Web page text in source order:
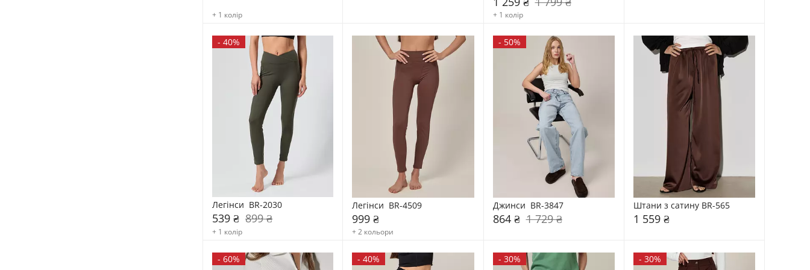
+ 1 колір + 1 колір
- 40%
Легінси  BR-2030
539 ₴ 899 ₴
+ 1 колір
Легінси  BR-4509
999 ₴
+ 2 кольори
- 50%
Джинси  BR-3847
864 ₴ 1 729 ₴
Штани з сатину BR-565
1 559 ₴
- 60% -40% - 30% - 30%